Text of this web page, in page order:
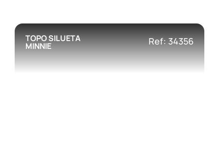
TOPO SILUETA
MINNIE Ref: 34356